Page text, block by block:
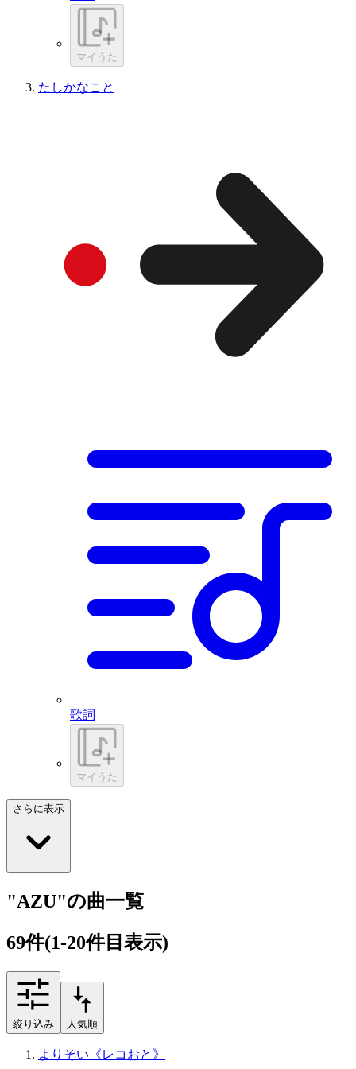
マイうた
たしかなこと
歌詞
マイうた
さらに表示
"AZU"の曲一覧
69件(1-20件目表示)
絞り込み 人気順
よりそい《レコおと》